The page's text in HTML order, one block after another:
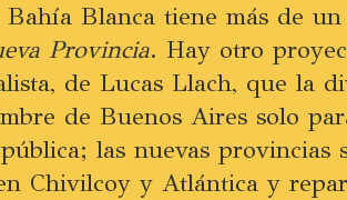
Bahía Blanca tiene más de
Provincia. Hay otro
de Lucas Llach, que la
de Buenos Aires solo
las nuevas
Chivilcoy y Atlántica y